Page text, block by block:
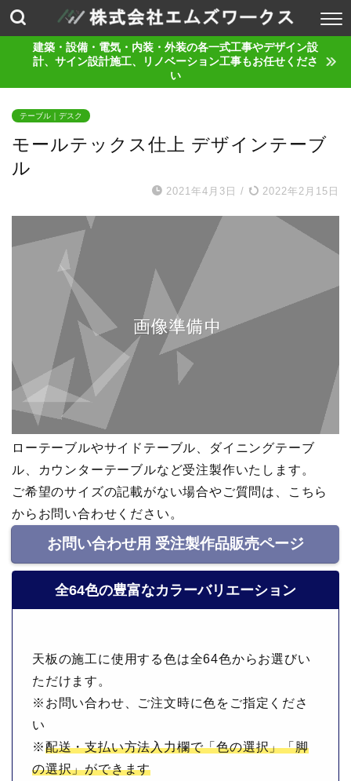
建築・設備・電気・内装・外装の各一式工事やデザイン設
計、サイン設計施工、リノベーション工事もお任せくださ
い
テーブル｜デスク
モールテックス仕上 デザインテーブ
ル
2021年4月3日 / 2022年2月15日
ローテーブルやサイドテーブル、ダイニングテーブ
ル、カウンターテーブルなど受注製作いたします。
ご希望のサイズの記載がない場合やご質問は、こちら
からお問い合わせください。
お問い合わせ用 受注製作品販売ページ
全64色の豊富なカラーバリエーション
天板の施工に使用する色は全64色からお選びい
ただけます。
※お問い合わせ、ご注文時に色をご指定くださ
い
※配送・支払い方法入力欄で「色の選択」「脚
の選択」ができます